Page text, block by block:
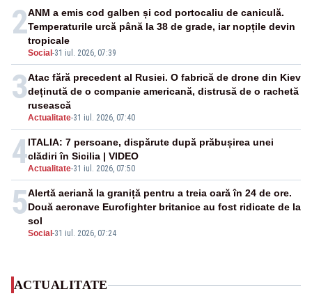
2
Social -31 iul. 2026, 07:39
ANM a emis cod galben și cod portocaliu de caniculă.
Temperaturile urcă până la 38 de grade, iar nopțile devin
tropicale
3
Actualitate-31 iul. 2026, 07:40
Atac fără precedent al Rusiei. O fabrică de drone din Kiev
deținută de o companie americană, distrusă de o rachetă
rusească
4Actualitate-31 iul. 2026, 07:50
ITALIA: 7 persoane, dispărute după prăbușirea unei
clădiri în Sicilia | VIDEO
5
Social -31 iul. 2026, 07:24
Alertă aeriană la graniță pentru a treia oară în 24 de ore.
Două aeronave Eurofighter britanice au fost ridicate de la
sol
ACTUALITATE